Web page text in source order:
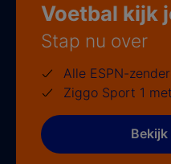
Voetbal kijk
Stap nu over
Alle ESPN-
Ziggo Sport 1
Bekijk